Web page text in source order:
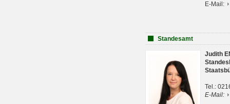
E-Mail:
Standesamt
Judith
Tel.:
E-Mail: